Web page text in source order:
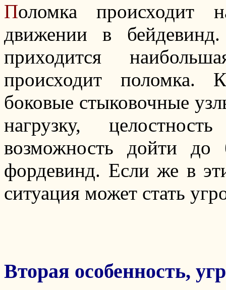
Поломка происходит
движении в
приходится
происходит поломка.
боковые стыковочные
нагрузку,
возможность дойти до
фордевинд. Если же в
ситуация может стать
Вторая особенность,